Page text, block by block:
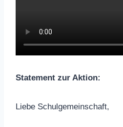
Statement zur Aktion:
Liebe Schulgemeinschaft,